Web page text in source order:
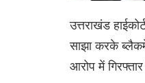
उत्तराखंड
साझा करके
आरोप में